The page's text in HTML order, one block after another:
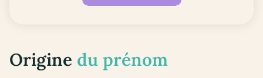
Origine du prénom